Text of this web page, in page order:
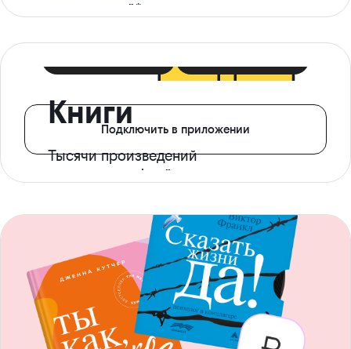
ограничений*
Книги
Тысячи произведений
с доступом офлайн
Подключить в приложении